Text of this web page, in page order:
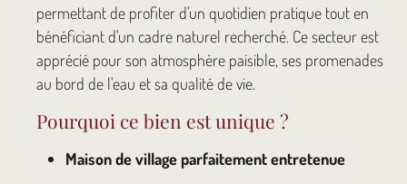
permettant de profiter d'un quotidien pratique tout en
bénéficiant d'un cadre naturel recherché. Ce secteur est
apprécié pour son atmosphère paisible, ses promenades
au bord de l'eau et sa qualité de vie.
Pourquoi ce bien est unique ?
Maison de village parfaitement entretenue